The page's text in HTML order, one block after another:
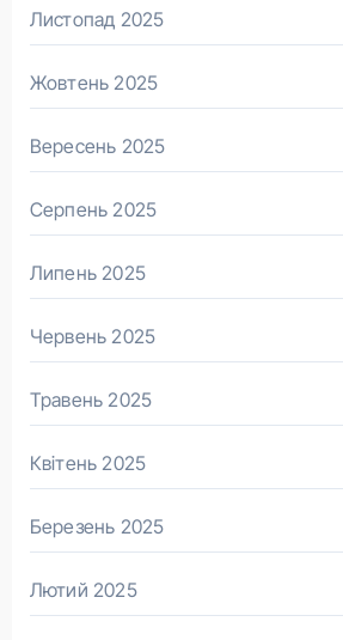
Листопад 2025
Жовтень 2025
Вересень 2025
Серпень 2025
Липень 2025
Червень 2025
Травень 2025
Квітень 2025
Березень 2025
Лютий 2025